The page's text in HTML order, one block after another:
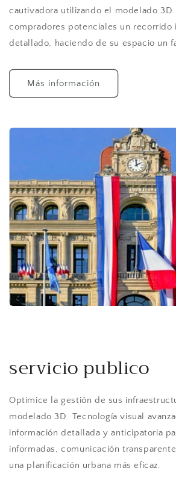
cautivadora utilizando el modelado
compradores potenciales un recorrido
detallado, haciendo de su espacio un
Más información
servicio publico
Optimice la gestión de sus
modelado 3D. Tecnología visual
información detallada y anticipatoria
informadas, comunicación
una planificación urbana más eficaz.